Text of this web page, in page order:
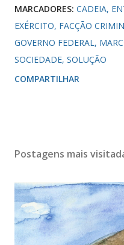
MARCADORES: CADEIA
EXÉRCITO FACÇÃO
GOVERNO FEDERAL
SOCIEDADE SOLUÇÃO
COMPARTILHAR
Postagens mais